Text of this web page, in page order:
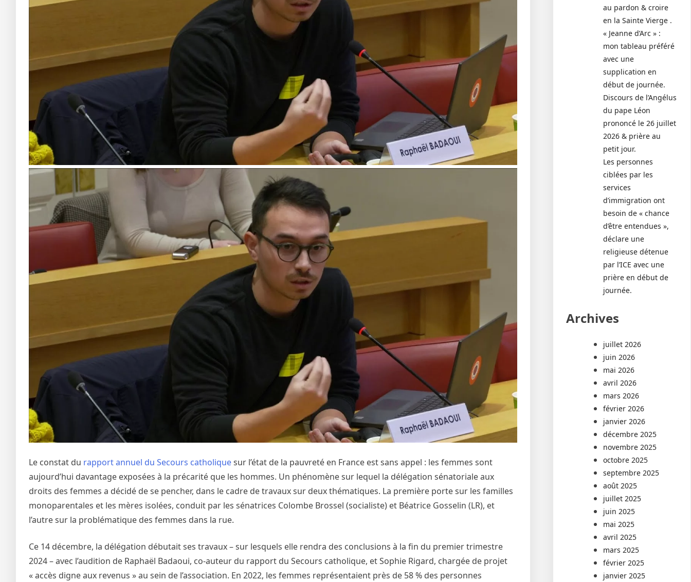
Le constat du rapport annuel du Secours catholiquesur l’état de la pauvreté en France est sans appel : les femmes sont
aujourd’hui davantage exposées à la précarité que les hommes. Un phénomène sur lequel la délégation sénatoriale aux
droits des femmes a décidé de se pencher, dans le cadre de travaux sur deux thématiques. La première porte sur les familles
monoparentales et les mères isolées, conduit par les sénatrices Colombe Brossel (socialiste) et Béatrice Gosselin (LR), et
l’autre sur la problématique des femmes dans la rue.
Ce 14 décembre, la délégation débutait ses travaux – sur lesquels elle rendra des conclusions à la fin du premier trimestre
2024 – avec l’audition de Raphaël Badaoui, co-auteur du rapport du Secours catholique, et Sophie Rigard, chargée de projet
« accès digne aux revenus » au sein de l’association. En 2022, les femmes représentaient près de 58 % des personnes
au pardon & croire
en la Sainte Vierge .
« Jeanne d’Arc » :
mon tableau préféré
avec une
supplication en
début de journée.
Discours de l’Angélus
du pape Léon
prononcé le 26 juillet
2026 & prière au
petit jour.
Les personnes
ciblées par les
services
d’immigration ont
besoin de « chance
d’être entendues »,
déclare une
religieuse détenue
par l’ICE avec une
prière en début de
journée.
Archives
juillet 2026
juin 2026
mai 2026
avril 2026
mars 2026
février 2026
janvier 2026
décembre 2025
novembre 2025
octobre 2025
septembre 2025
août 2025
juillet 2025
juin 2025
mai 2025
avril 2025
mars 2025
février 2025
janvier 2025